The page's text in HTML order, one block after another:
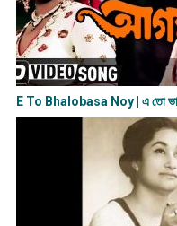
E To Bhalobasa Noy | এ তো